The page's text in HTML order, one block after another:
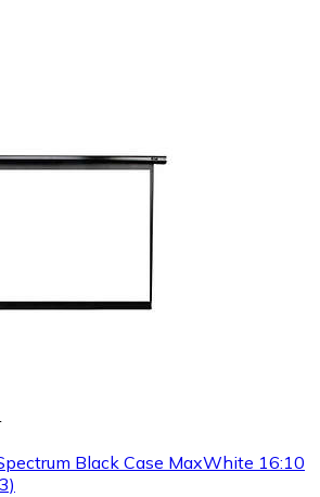
Black Case MaxWhite 16:10